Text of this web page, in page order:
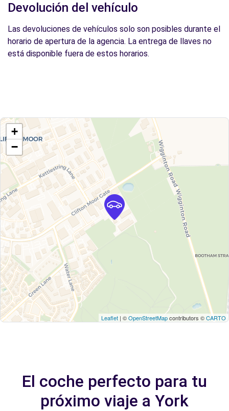
Devolución del vehículo
Las devoluciones de vehículos solo son posibles durante el
horario de apertura de la agencia. La entrega de llaves no
está disponible fuera de estos horarios.
+
−
Leaflet | ©OpenStreetMapcontributors ©CARTO
El coche perfecto para tu
próximo viaje a York